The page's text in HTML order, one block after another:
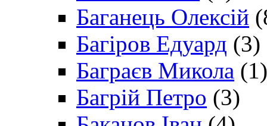
Баганець Олексій
Багіров Едуард (3)
Баграєв Микола (1)
Багрій Петро (3)